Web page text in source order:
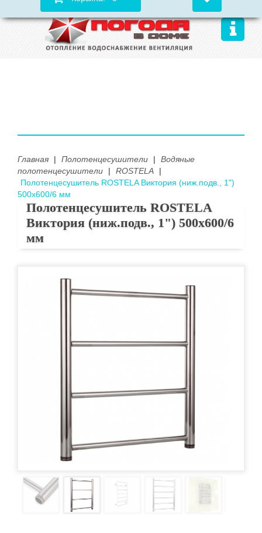
Главная | Полотенцесушители |
Водяные
полотенцесушители
| ROSTELA
|
Полотенцесушитель ROSTELA Виктория (ниж.подв., 1")
500х600/6 мм
Полотенцесушитель ROSTELA
Виктория (ниж.подв., 1") 500х600/6
мм